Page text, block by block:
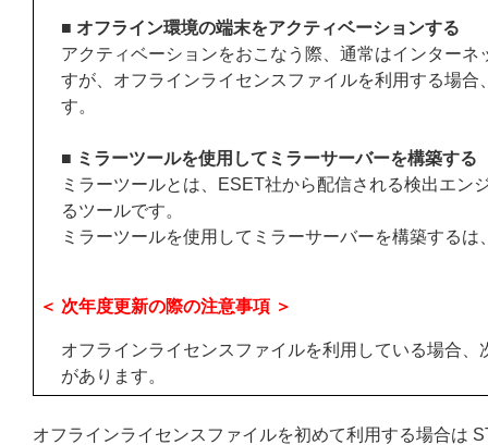
■ オフライン環境の端末をアクティベーションする
アクティベーションをおこなう際、通常はインター
すが、オフラインライセンスファイルを利用する場
す。
■ ミラーツールを使用してミラーサーバーを構築する
ミラーツールとは、ESET社から配信される検出エ
るツールです。
ミラーツールを使用してミラーサーバーを構築する
＜ 次年度更新の際の注意事項 ＞
オフラインライセンスファイルを利用している場合
があります。
オフラインライセンスファイルを初めて利用する場合は